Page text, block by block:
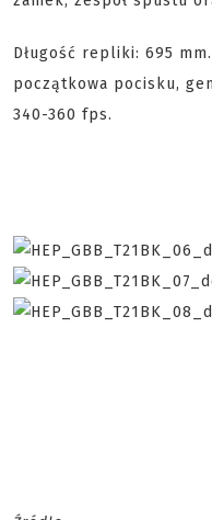
Długość repliki: 695
początkowa pocisku,
340-360 fps.